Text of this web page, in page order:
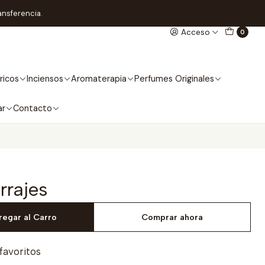
Acceso 0
Inciensos Aromaterapia Perfumes Originales
Contacto
al Carro Comprar ahora